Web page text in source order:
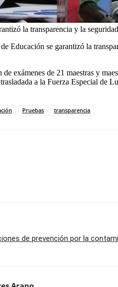
la transparencia y la
Educación se garantizó la
exámenes de 21 maestras y
a la Fuerza Especial
Pruebas transparencia
de prevención por la